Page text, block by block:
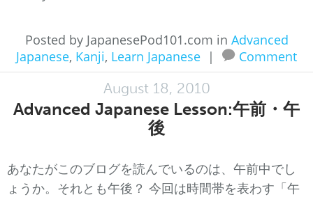
Posted by JapanesePod101.com in Advanced
Japanese, Kanji, Learn Japanese | Comment
August 18, 2010
Advanced Japanese Lesson:午前・午
後
あなたがこのブログを読んでいるのは、午前中でし
ょうか。それとも午後？ 今回は時間帯を表わす「午